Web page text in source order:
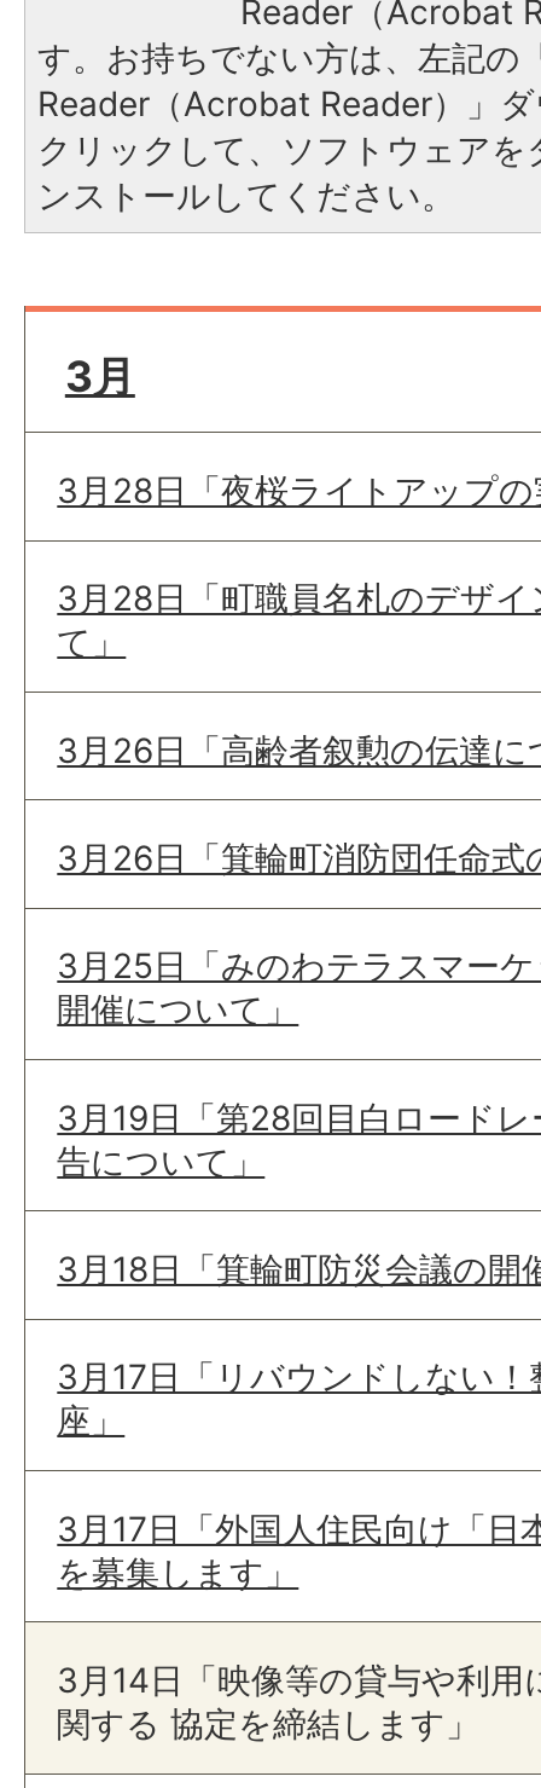
Reader（Acrobat
す。お持ちでない方は、左記の
Reader（Acrobat Reader）」
クリックして、ソフトウェア
ンストールしてください。
3月
3月28日「夜桜ライトアップ
3月28日「町職員名札のデザ
て」
3月26日「高齢者叙勲の伝達に
3月26日「箕輪町消防団任命
3月25日「みのわテラスマー
開催について」
3月19日「第28回目白ロード
告について」
3月18日「箕輪町防災会議の開
3月17日「リバウンドしない
座」
3月17日「外国人住民向け「日
を募集します」
3月14日「映像等の貸与や利用
関する 協定を締結します」